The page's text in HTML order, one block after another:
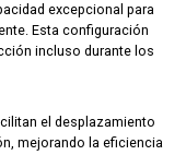
excepcional para
Esta configuración
incluso durante los
el desplazamiento
mejorando la eficiencia